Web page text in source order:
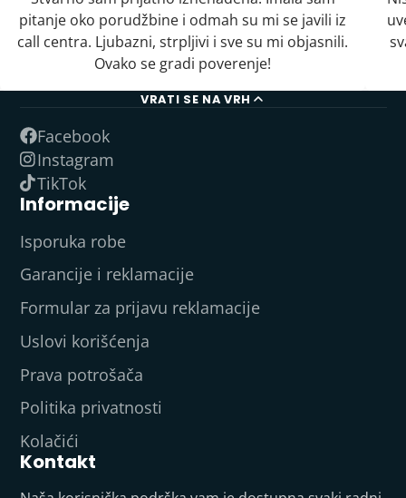
pitanje oko porudžbine i odmah su mi se javili iz
call centra. Ljubazni, strpljivi i sve su mi objasnili.
Ovako se gradi poverenje!
VRATI SE NA VRH
Facebook
Instagram
TikTok
Informacije
Isporuka robe
Garancije i reklamacije
Formular za prijavu reklamacije
Uslovi korišćenja
Prava potrošača
Politika privatnosti
Kolačići
Kontakt